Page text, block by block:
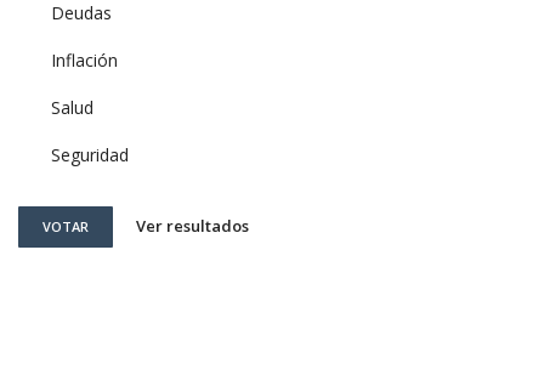
Deudas
Inflación
Salud
Seguridad
VOTAR Ver resultados